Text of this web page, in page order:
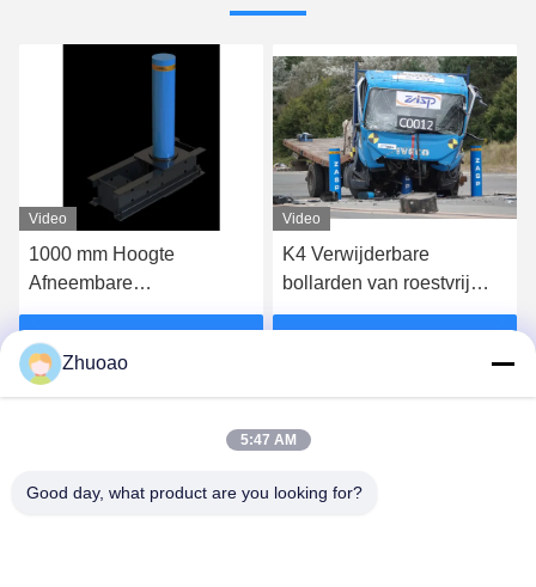
Video
K4 Verwijderbare
bollarden van roestvrij
staal met een IWA14-1-
certificering
Video
Uitzonderlijke prestaties
Afneembare Bollard Post
Voor Winkelcentrum
Zhuoao
5:47 AM
Good day, what product are you looking for?